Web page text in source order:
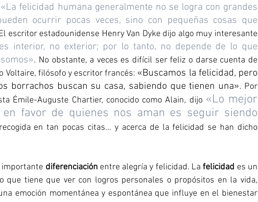
«La felicidad humana generalmente no se logra con grandes
ocurrir pocas veces, sino con pequeñas cosas que
escritor estadounidense Henry Van Dyke dijo algo muy interesante
interior, no exterior; por lo tanto, no depende de lo que
. No obstante, a veces es difícil ser feliz o darse cuenta de
Voltaire, filósofo y escritor francés: «Buscamos la felicidad, pero
borrachos buscan su casa, sabiendo que tienen una». Por
Émile-Auguste Chartier, conocido como Alain, dijo «Lo mejor
en favor de quienes nos aman es seguir siendo
en tan pocas citas... y acerca de la felicidad se han dicho
diferenciación entre alegría y felicidad. La felicidad es un
que tiene que ver con logros personales o propósitos en la vida,
emoción momentánea y espontánea que influye en el bienestar